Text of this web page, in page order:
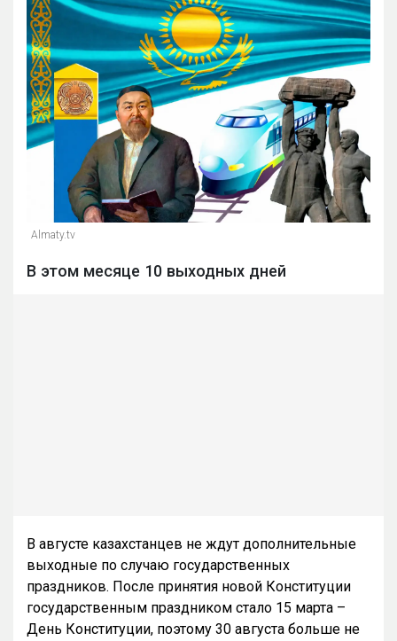
Almaty.tv
В этом месяце 10 выходных дней
В августе казахстанцев не ждут дополнительные
выходные по случаю государственных
праздников. После принятия новой Конституции
государственным праздником стало 15 марта –
День Конституции, поэтому 30 августа больше не